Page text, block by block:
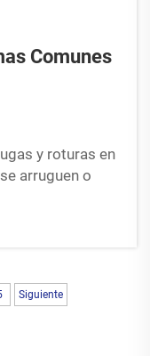
Comunes
y roturas en
arruguen o
En cuanto a
inadecuado
de
Siguiente